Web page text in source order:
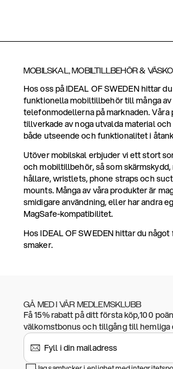
MOBILSKAL, MOBILTILLBEHÖR &
Hos oss på IDEAL OF SWEDEN hittar
funktionella mobiltillbehör till många
telefonmodellerna på marknaden. Våra
tillverkade av noga utvalda material
både utseende och funktionalitet i
Utöver mobilskal erbjuder vi ett stort
och mobiltillbehör, så som
hållare, wristlets, phone straps och
mounts. Många av våra produkter är
smidigare användning, eller har andra
MagSafe-kompatibilitet.
Hos IDEAL OF SWEDEN hittar du
smaker.
GÅ MED I VÅR MEDLEMSKLUBB
Få 15% rabatt på ditt första köp,100
välkomstbonus och tillgång till hemliga